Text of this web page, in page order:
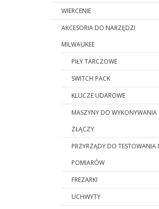
WIERCENIE
AKCESORIA DO NARZĘDZI
MILWAUKEE
PIŁY TARCZOWE
SWITCH PACK
KLUCZE UDAROWE
MASZYNY DO WYKONYWANIA
ZŁĄCZY
PRZYRZĄDY DO TESTOWANIA I
POMIARÓW
FREZARKI
UCHWYTY